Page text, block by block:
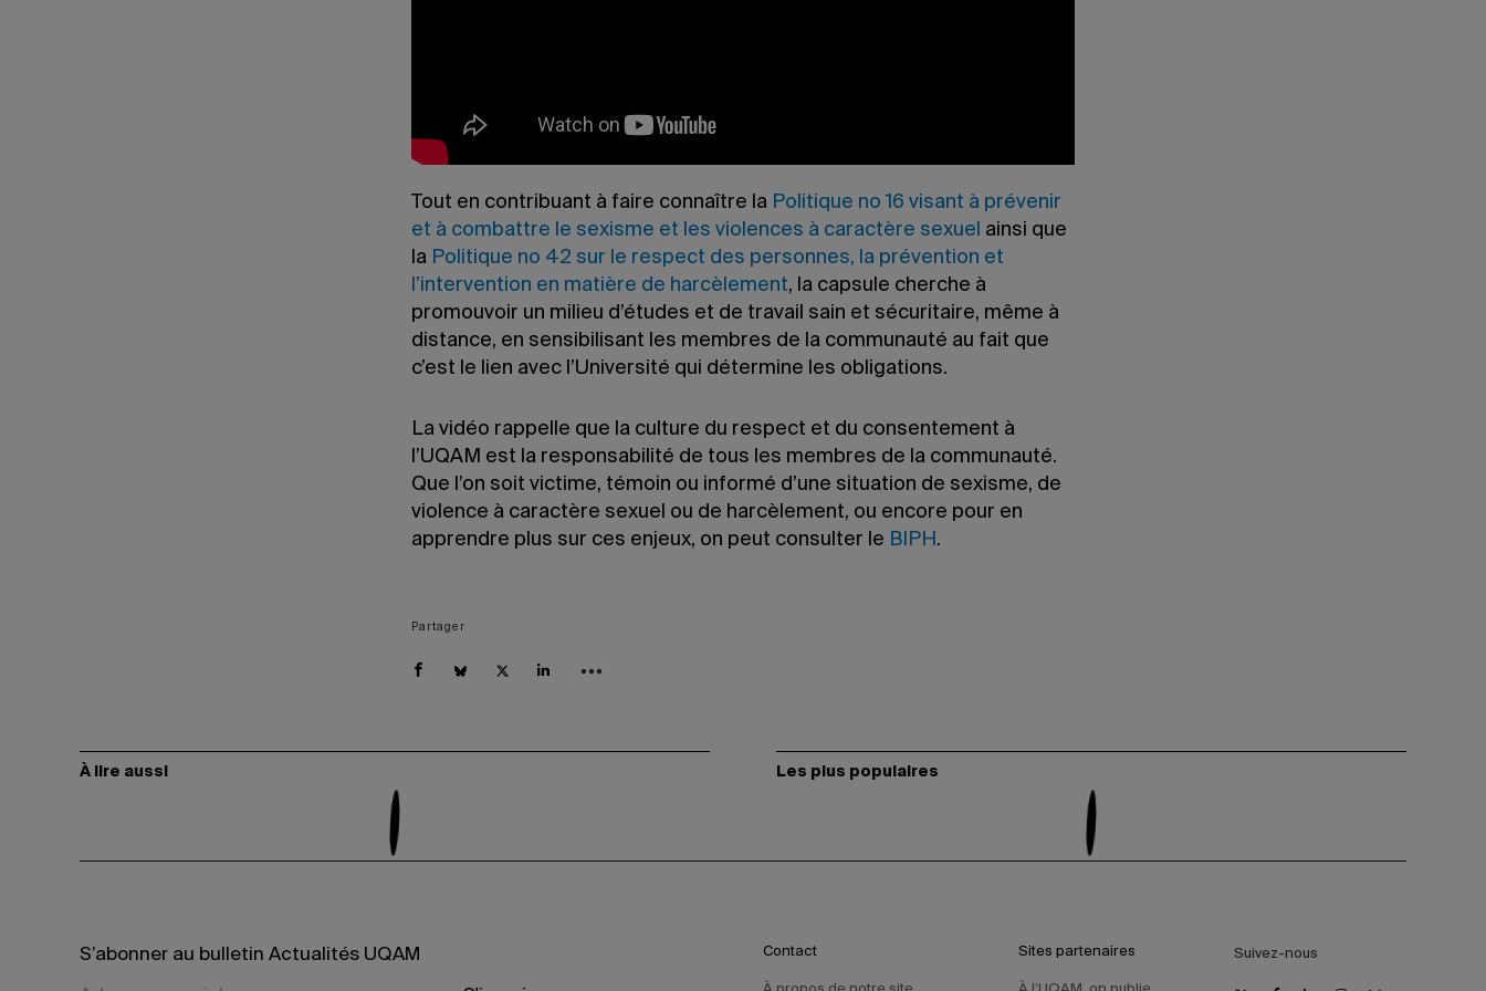
les membres de la communauté de suivre les formations sur les
violences à caractère sexuel
Tout en contribuant à faire connaître la Politique no 16 visant à prévenir
et à combattre le sexisme et les violences à caractère sexuel ainsi que
la Politique no 42 sur le respect des personnes, la prévention et
l’intervention en matière de harcèlement, la capsule cherche à
promouvoir un milieu d’études et de travail sain et sécuritaire, même à
distance, en sensibilisant les membres de la communauté au fait que
c’est le lien avec l’Université qui détermine les obligations.
La vidéo rappelle que la culture du respect et du consentement à
l’UQAM est la responsabilité de tous les membres de la communauté.
Que l’on soit victime, témoin ou informé d’une situation de sexisme, de
violence à caractère sexuel ou de harcèlement, ou encore pour en
apprendre plus sur ces enjeux, on peut consulter le BIPH .
Partager
À lire aussi Les plus populaires
S’abonner au bulletin Actualités UQAM Contact Sites partenaires Suivez-nous